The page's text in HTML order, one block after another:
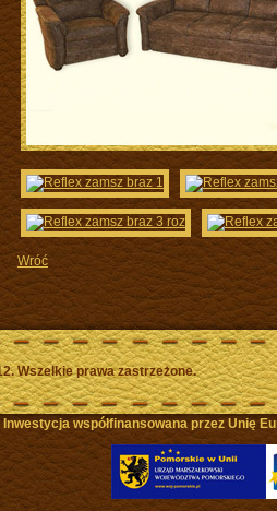
Wróć
Wszelkie prawa zastrzeżone.
Inwestycja współfinansowana przez Unię